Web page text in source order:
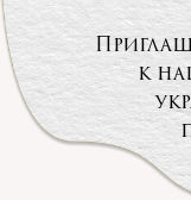
к